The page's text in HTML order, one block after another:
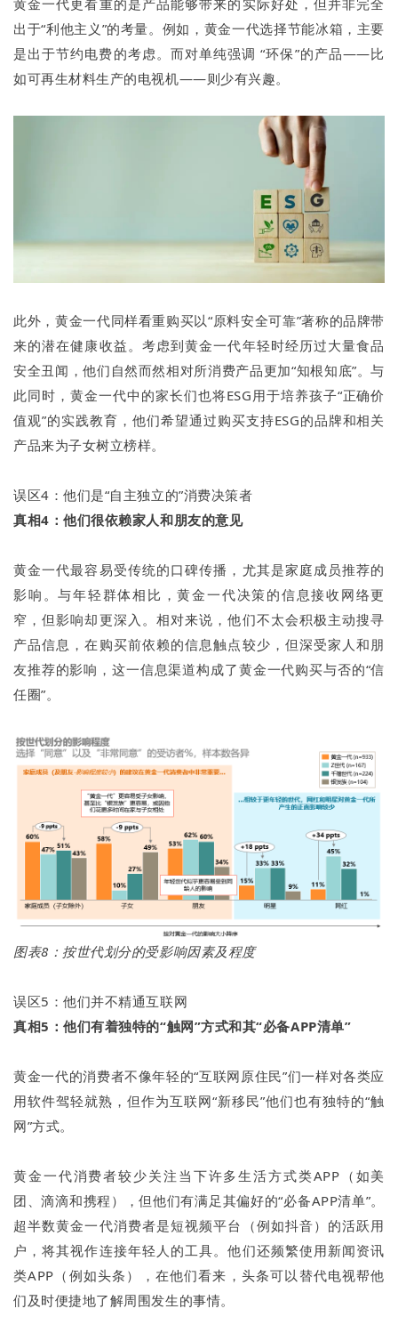
黄金一代更看重的是产品能够带来的实际好处，但并非完全
出于“利他主义”的考量。例如，黄金一代选择节能冰箱，主要
是出于节约电费的考虑。而对单纯强调 “环保”的产品——比
如可再生材料生产的电视机——则少有兴趣。
此外，黄金一代同样看重购买以“原料安全可靠”著称的品牌带
来的潜在健康收益。考虑到黄金一代年轻时经历过大量食品
安全丑闻，他们自然而然相对所消费产品更加“知根知底”。与
此同时，黄金一代中的家长们也将ESG用于培养孩子“正确价
值观”的实践教育，他们希望通过购买支持ESG的品牌和相关
产品来为子女树立榜样。
误区4：他们是“自主独立的”消费决策者
真相4：他们很依赖家人和朋友的意见
黄金一代最容易受传统的口碑传播，尤其是家庭成员推荐的
影响。与年轻群体相比，黄金一代决策的信息接收网络更
窄，但影响却更深入。相对来说，他们不太会积极主动搜寻
产品信息，在购买前依赖的信息触点较少，但深受家人和朋
友推荐的影响，这一信息渠道构成了黄金一代购买与否的“信
任圈”。
图表8：按世代划分的受影响因素及程度
误区5：他们并不精通互联网
真相5：他们有着独特的“触网”方式和其“必备APP清单”
黄金一代的消费者不像年轻的“互联网原住民”们一样对各类应
用软件驾轻就熟，但作为互联网“新移民”他们也有独特的“触
网”方式。
黄金一代消费者较少关注当下许多生活方式类APP（如美
团、滴滴和携程），但他们有满足其偏好的“必备APP清单”。
超半数黄金一代消费者是短视频平台（例如抖音）的活跃用
户，将其视作连接年轻人的工具。他们还频繁使用新闻资讯
类APP（例如头条），在他们看来，头条可以替代电视帮他
们及时便捷地了解周围发生的事情。